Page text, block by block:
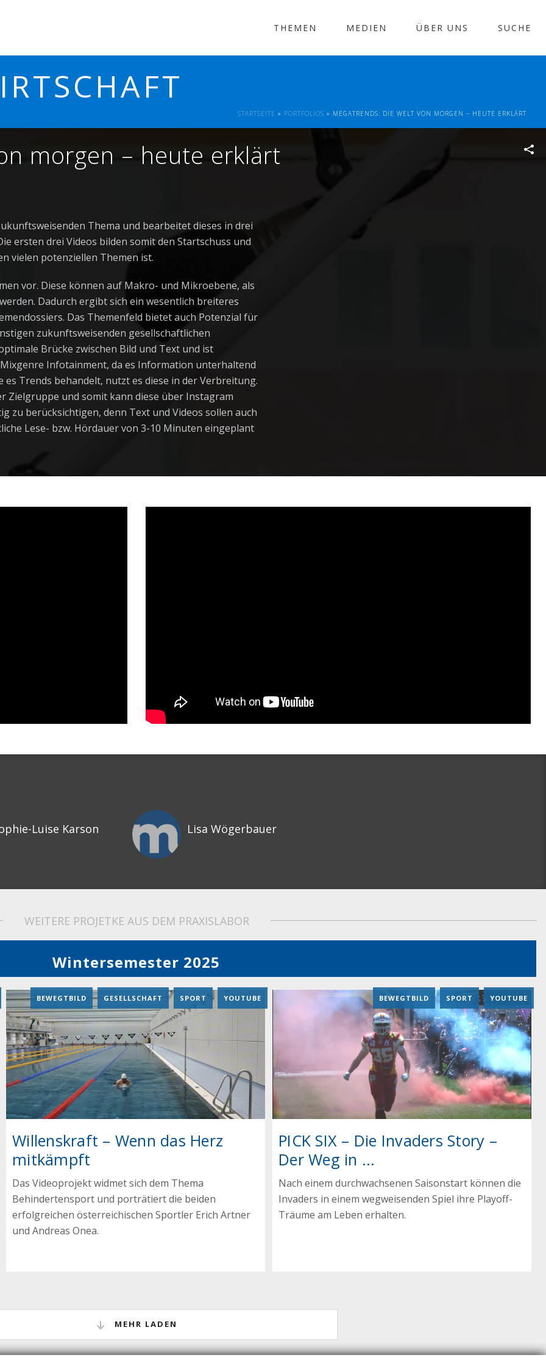
THEMEN MEDIEN ÜBER UNS SUCHE
STARTSEITE » PORTFOLIOS » MEGATRENDS: DIE WELT VON MORGEN – HEUTE ERKLÄRT
morgen – heute erklärt
Thema und bearbeitet dieses in drei
ersten drei Videos bilden somit den Startschuss und
vielen potenziellen Themen ist.
vor. Diese können auf Makro- und Mikroebene, als
Dadurch ergibt sich ein wesentlich breiteres
Das Themenfeld bietet auch Potenzial für
zukunftsweisenden gesellschaftlichen
Brücke zwischen Bild und Text und ist
Infotainment, da es Information unterhaltend
Trends behandelt, nutzt es diese in der Verbreitung.
Zielgruppe und somit kann diese über Instagram
zu berücksichtigen, denn Text und Videos sollen auch
Lese- bzw. Hördauer von 3-10 Minuten eingeplant
Luise Karson Lisa Wögerbauer
WEITERE PROJETKE AUS DEM PRAXISLABOR
Wintersemester 2025
Willenskraft – Wenn das Herz
mitkämpft
BEWEGTBILD , GESELLSCHAFT , SPORT , YOUTUBE
Das Videoprojekt widmet sich dem Thema
Behindertensport und porträtiert die beiden
erfolgreichen österreichischen Sportler Erich Artner
und Andreas Onea.
PICK SIX – Die Invaders Story –
Der Weg in ...
BEWEGTBILD , SPORT , YOUTUBE
Nach einem durchwachsenen Saisonstart können die
Invaders in einem wegweisenden Spiel ihre Playoff-
Träume am Leben erhalten.
MEHR LADEN